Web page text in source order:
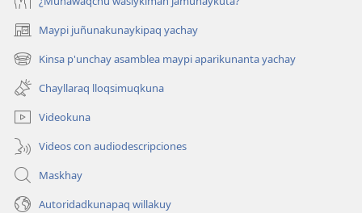
Maypi juñunakunaykipaq yachay
(abre
una
nueva
ventana)
Kinsa p'unchay asamblea maypi aparikunanta yachay
(abre
una
nueva
ventana)
Chayllaraq lloqsimuqkuna
Videokuna
Videos con audiodescripciones
Maskhay
Autoridadkunapaq willakuy